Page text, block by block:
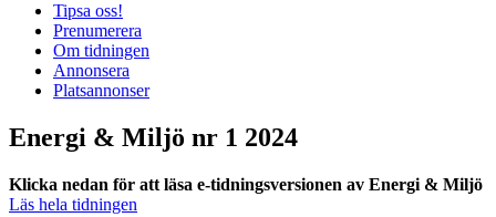
Tipsa oss!
Prenumerera
Om tidningen
Annonsera
Platsannonser
Energi & Miljö nr 1 2024
Klicka nedan för att läsa e-tidningsversionen av Energi & Miljö
Läs hela tidningen